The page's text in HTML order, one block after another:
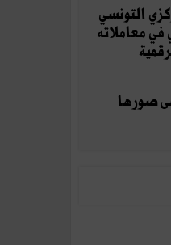
التونسي
في معاملاته
صورها